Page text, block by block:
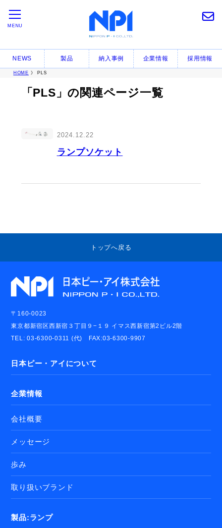
MENU
NEWS 製品 納入事例 企業情報 採用情報
HOME 》 PLS
「PLS」の関連ページ一覧
2024.12.22
ランプソケット
トップへ戻る
〒160-0023
東京都新宿区西新宿３丁目９−１９ イマス西新宿第2ビル2階
TEL: 03-6300-0311 (代) FAX:03-6300-9907
日本ピー・アイについて
企業情報
会社概要
メッセージ
歩み
取り扱いブランド
製品:ランプ